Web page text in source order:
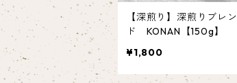
【深煎り】深煎りブレン
ド KONAN【150g】
¥1,800